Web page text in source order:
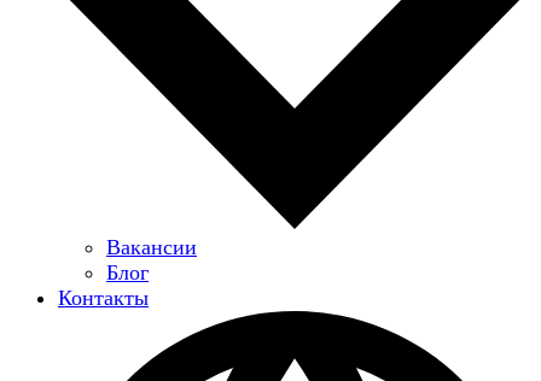
Вакансии
Блог
Контакты